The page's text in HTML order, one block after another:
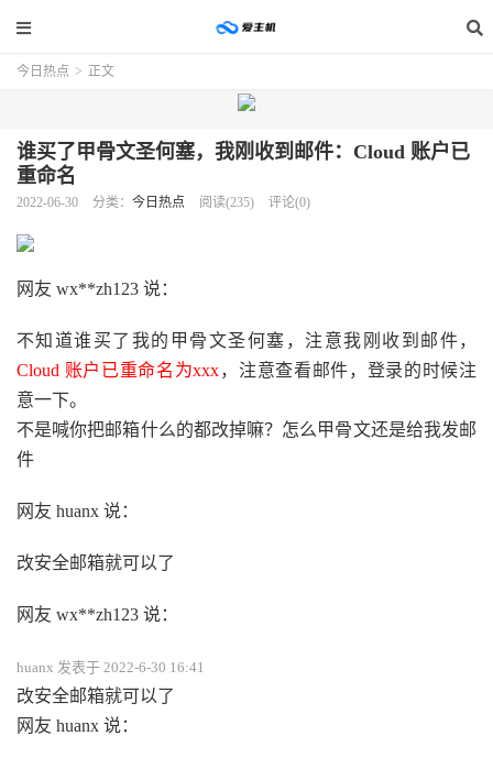
今日热点 > 正文
谁买了甲骨文圣何塞，我刚收到邮件：Cloud 账户已
重命名
2022-06-30 分类： 今日热点 阅读(235) 评论(0)
网友 wx**zh123 说：
不知道谁买了我的甲骨文圣何塞，注意我刚收到邮件，
Cloud 账户已重命名为xxx，注意查看邮件，登录的时候注
意一下。
不是喊你把邮箱什么的都改掉嘛？怎么甲骨文还是给我发邮
件
网友 huanx 说：
改安全邮箱就可以了
网友 wx**zh123 说：
huanx 发表于 2022-6-30 16:41
改安全邮箱就可以了
网友 huanx 说：